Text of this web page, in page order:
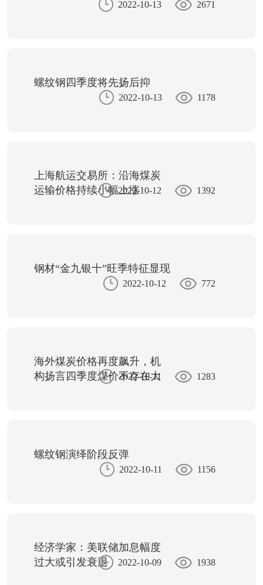
2022-10-13 2671
螺纹钢四季度将先扬后抑
2022-10-13 1178
上海航运交易所：沿海煤炭
运输价格持续小幅上涨2022-10-12 1392
钢材“金九银十”旺季特征显现
2022-10-12 772
海外煤炭价格再度飙升，机
构扬言四季度煤价不存在大
2022-10-11 1283
螺纹钢演绎阶段反弹
2022-10-11 1156
经济学家：美联储加息幅度
过大或引发衰退
2022-10-09 1938